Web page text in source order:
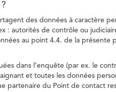
des données à caractère
: autorités de contrôle ou
au point 4.4. de la présente
dans l’enquête (par ex. le
et toutes les données
partenaire du Point de contact